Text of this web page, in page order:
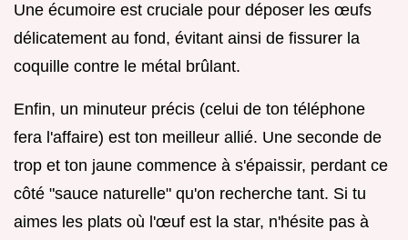
Une écumoire est cruciale pour déposer les œufs
délicatement au fond, évitant ainsi de fissurer la
coquille contre le métal brûlant.
Enfin, un minuteur précis (celui de ton téléphone
fera l'affaire) est ton meilleur allié. Une seconde de
trop et ton jaune commence à s'épaissir, perdant ce
côté "sauce naturelle" qu'on recherche tant. Si tu
aimes les plats où l'œuf est la star, n'hésite pas à